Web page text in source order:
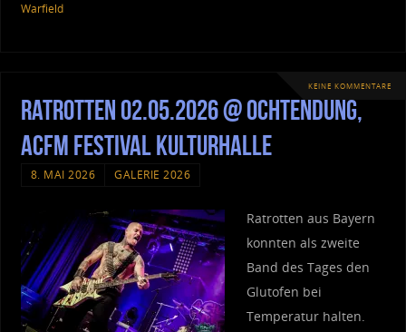
Warfield
KEINE KOMMENTARE
Ratrotten 02.05.2026 @ Ochtendung,
ACFM Festival Kulturhalle
8. MAI 2026 GALERIE 2026
Ratrotten aus Bayern
konnten als zweite
Band des Tages den
Glutofen bei
Temperatur halten.